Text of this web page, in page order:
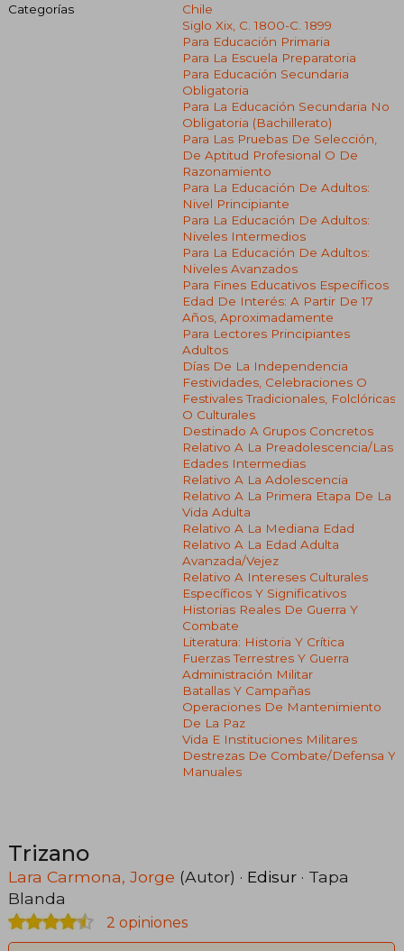
Categorías
Chile
Siglo Xix, C. 1800-C. 1899
Para Educación Primaria
Para La Escuela Preparatoria
Para Educación Secundaria
Obligatoria
Para La Educación Secundaria No
Obligatoria (bachillerato)
Para Las Pruebas De Selección,
De Aptitud Profesional O De
Razonamiento
Para La Educación De Adultos:
Nivel Principiante
Para La Educación De Adultos:
Niveles Intermedios
Para La Educación De Adultos:
Niveles Avanzados
Para Fines Educativos Específicos
Edad De Interés: A Partir De 17
Años, Aproximadamente
Para Lectores Principiantes
Adultos
Días De La Independencia
Festividades, Celebraciones O
Festivales Tradicionales, Folclóricas
O Culturales
Destinado A Grupos Concretos
Relativo A La Preadolescencia/las
Edades Intermedias
Relativo A La Adolescencia
Relativo A La Primera Etapa De La
Vida Adulta
Relativo A La Mediana Edad
Relativo A La Edad Adulta
Avanzada/vejez
Relativo A Intereses Culturales
Específicos Y Significativos
Historias Reales De Guerra Y
Combate
Literatura: Historia Y Crítica
Fuerzas Terrestres Y Guerra
Administración Militar
Batallas Y Campañas
Operaciones De Mantenimiento
De La Paz
Vida E Instituciones Militares
Destrezas De Combate/defensa Y
Manuales
Trizano
Lara Carmona, Jorge (Autor) · Edisur · Tapa
Blanda
2 opiniones